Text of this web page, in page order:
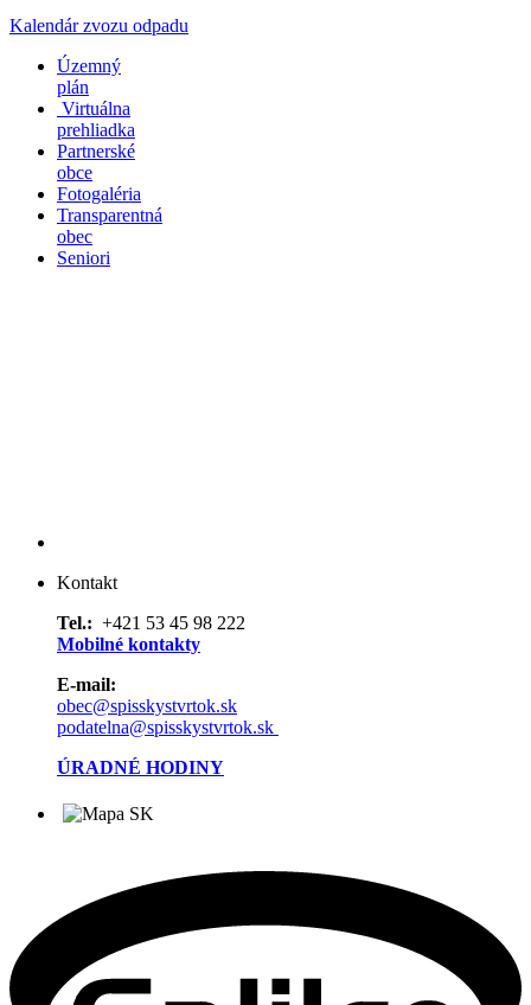
Kalendár zvozu odpadu
Územný
plán
Virtuálna
prehliadka
Partnerské
obce
Fotogaléria
Transparentná
obec
Seniori
Kontakt
Tel.: +421 53 45 98 222
Mobilné kontakty
E-mail:
obec@spisskystvrtok.sk
podatelna@spisskystvrtok.sk
ÚRADNÉ HODINY